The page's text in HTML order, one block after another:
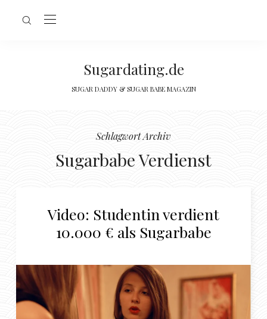
Sugardating.de
SUGAR DADDY & SUGAR BABE MAGAZIN
Schlagwort Archiv
Sugarbabe Verdienst
Video: Studentin verdient
10.000 € als Sugarbabe